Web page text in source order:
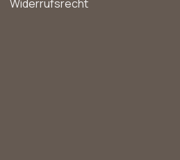
Widerrufsrecht